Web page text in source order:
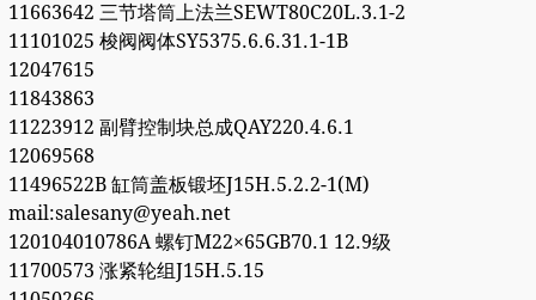
11663642 三节塔筒上法兰SEWT80C20L.3.1-2
11101025 梭阀阀体SY5375.6.6.31.1-1B
12047615
11843863
11223912 副臂控制块总成QAY220.4.6.1
12069568
11496522B 缸筒盖板锻坯J15H.5.2.2-1(M)
mail:salesany@yeah.net
120104010786A 螺钉M22×65GB70.1 12.9级
11700573 涨紧轮组J15H.5.15